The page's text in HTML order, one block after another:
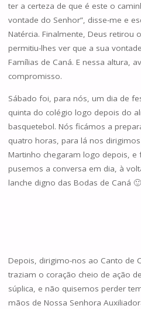
ter a certeza de que é este o
vontade do Senhor”, disse-me e
Natércia. Finalmente, Deus retirou
permitiu-lhes ver que a sua
Famílias de Caná. E nessa altura,
compromisso.
Sábado foi, para nós, um dia de
quinta do colégio logo depois do
basquetebol. Nós ficámos a
quatro horas, para lá nos
Martinho chegaram logo depois, e
pusemos a conversa em dia, à
lanche digno das Bodas de Caná 🙂
Depois, dirigimo-nos ao Canto de
traziam o coração cheio de ação
súplica, e não quisemos perder
mãos de Nossa Senhora